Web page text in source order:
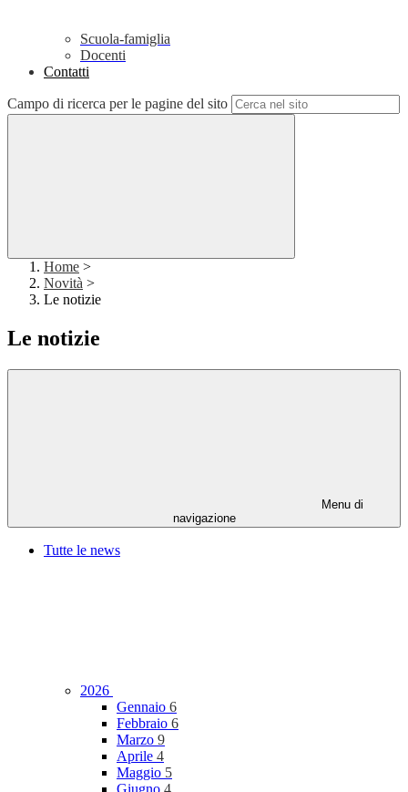
Scuola-famiglia
Docenti
Contatti
Campo di ricerca per le pagine del sito
Home >
Novità >
Le notizie
Le notizie
Menu di
navigazione
Tutte le news
2026
Gennaio 6
Febbraio 6
Marzo 9
Aprile 4
Maggio 5
Giugno 4